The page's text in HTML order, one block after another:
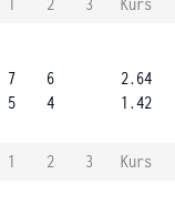
1 2 3
Kurs
7
5
6
4
2.64
1.42
1 2 3
Kurs